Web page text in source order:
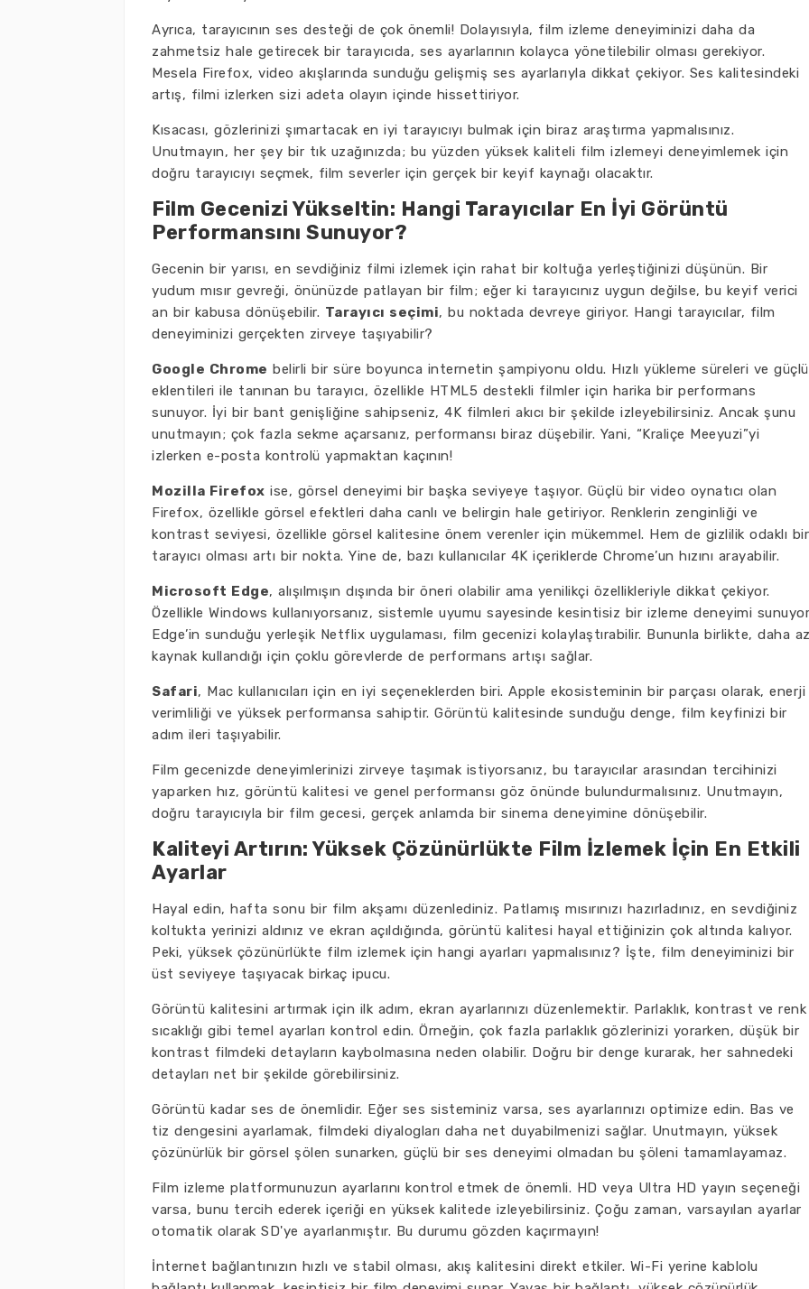
Ayrıca, tarayıcının ses desteği de çok önemli! Dolayısıyla, film izleme deneyiminizi daha da
zahmetsiz hale getirecek bir tarayıcıda, ses ayarlarının kolayca yönetilebilir olması gerekiyor.
Mesela Firefox, video akışlarında sunduğu gelişmiş ses ayarlarıyla dikkat çekiyor. Ses kalitesindeki
artış, filmi izlerken sizi adeta olayın içinde hissettiriyor.
Kısacası, gözlerinizi şımartacak en iyi tarayıcıyı bulmak için biraz araştırma yapmalısınız.
Unutmayın, her şey bir tık uzağınızda; bu yüzden yüksek kaliteli film izlemeyi deneyimlemek için
doğru tarayıcıyı seçmek, film severler için gerçek bir keyif kaynağı olacaktır.
Film Gecenizi Yükseltin: Hangi Tarayıcılar En İyi Görüntü
Performansını Sunuyor?
Gecenin bir yarısı, en sevdiğiniz filmi izlemek için rahat bir koltuğa yerleştiğinizi düşünün. Bir
yudum mısır gevreği, önünüzde patlayan bir film; eğer ki tarayıcınız uygun değilse, bu keyif verici
an bir kabusa dönüşebilir. Tarayıcı seçimi, bu noktada devreye giriyor. Hangi tarayıcılar, film
deneyiminizi gerçekten zirveye taşıyabilir?
Google Chrome belirli bir süre boyunca internetin şampiyonu oldu. Hızlı yükleme süreleri ve güçlü
eklentileri ile tanınan bu tarayıcı, özellikle HTML5 destekli filmler için harika bir performans
sunuyor. İyi bir bant genişliğine sahipseniz, 4K filmleri akıcı bir şekilde izleyebilirsiniz. Ancak şunu
unutmayın; çok fazla sekme açarsanız, performansı biraz düşebilir. Yani, “Kraliçe Meeyuzi”yi
izlerken e-posta kontrolü yapmaktan kaçının!
Mozilla Firefox ise, görsel deneyimi bir başka seviyeye taşıyor. Güçlü bir video oynatıcı olan
Firefox, özellikle görsel efektleri daha canlı ve belirgin hale getiriyor. Renklerin zenginliği ve
kontrast seviyesi, özellikle görsel kalitesine önem verenler için mükemmel. Hem de gizlilik odaklı bir
tarayıcı olması artı bir nokta. Yine de, bazı kullanıcılar 4K içeriklerde Chrome’un hızını arayabilir.
Microsoft Edge, alışılmışın dışında bir öneri olabilir ama yenilikçi özellikleriyle dikkat çekiyor.
Özellikle Windows kullanıyorsanız, sistemle uyumu sayesinde kesintisiz bir izleme deneyimi
Edge’in sunduğu yerleşik Netflix uygulaması, film gecenizi kolaylaştırabilir. Bununla birlikte, daha
kaynak kullandığı için çoklu görevlerde de performans artışı sağlar.
Safari, Mac kullanıcıları için en iyi seçeneklerden biri. Apple ekosisteminin bir parçası olarak, enerji
verimliliği ve yüksek performansa sahiptir. Görüntü kalitesinde sunduğu denge, film keyfinizi bir
adım ileri taşıyabilir.
Film gecenizde deneyimlerinizi zirveye taşımak istiyorsanız, bu tarayıcılar arasından tercihinizi
yaparken hız, görüntü kalitesi ve genel performansı göz önünde bulundurmalısınız. Unutmayın,
doğru tarayıcıyla bir film gecesi, gerçek anlamda bir sinema deneyimine dönüşebilir.
Kaliteyi Artırın: Yüksek Çözünürlükte Film İzlemek İçin En Etkili
Ayarlar
Hayal edin, hafta sonu bir film akşamı düzenlediniz. Patlamış mısırınızı hazırladınız, en sevdiğiniz
koltukta yerinizi aldınız ve ekran açıldığında, görüntü kalitesi hayal ettiğinizin çok altında kalıyor.
Peki, yüksek çözünürlükte film izlemek için hangi ayarları yapmalısınız? İşte, film deneyiminizi bir
üst seviyeye taşıyacak birkaç ipucu.
Görüntü kalitesini artırmak için ilk adım, ekran ayarlarınızı düzenlemektir. Parlaklık, kontrast ve renk
sıcaklığı gibi temel ayarları kontrol edin. Örneğin, çok fazla parlaklık gözlerinizi yorarken, düşük bir
kontrast filmdeki detayların kaybolmasına neden olabilir. Doğru bir denge kurarak, her sahnedeki
detayları net bir şekilde görebilirsiniz.
Görüntü kadar ses de önemlidir. Eğer ses sisteminiz varsa, ses ayarlarınızı optimize edin. Bas ve
tiz dengesini ayarlamak, filmdeki diyalogları daha net duyabilmenizi sağlar. Unutmayın, yüksek
çözünürlük bir görsel şölen sunarken, güçlü bir ses deneyimi olmadan bu şöleni tamamlayamaz.
Film izleme platformunuzun ayarlarını kontrol etmek de önemli. HD veya Ultra HD yayın seçeneği
varsa, bunu tercih ederek içeriği en yüksek kalitede izleyebilirsiniz. Çoğu zaman, varsayılan ayarlar
otomatik olarak SD'ye ayarlanmıştır. Bu durumu gözden kaçırmayın!
İnternet bağlantınızın hızlı ve stabil olması, akış kalitesini direkt etkiler. Wi-Fi yerine kablolu